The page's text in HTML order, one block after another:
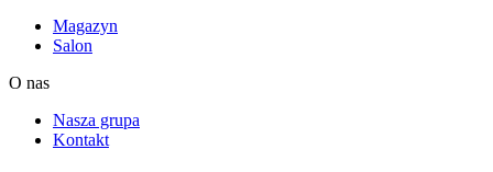
Magazyn
Salon
O nas
Nasza grupa
Kontakt